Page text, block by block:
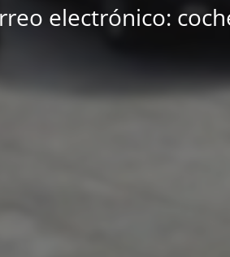
electrónico: